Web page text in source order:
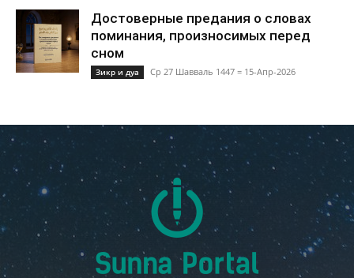
Достоверные предания о словах
поминания, произносимых перед
сном
Зикр и дуа Ср 27 Шавваль 1447 = 15-Апр-2026